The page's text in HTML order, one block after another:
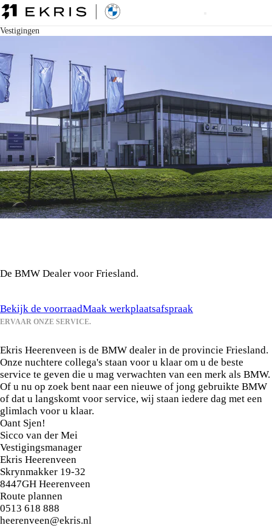
Vestigingen
De BMW Dealer voor Friesland.
Bekijk de voorraadMaak werkplaatsafspraak
ERVAAR ONZE SERVICE.
Ekris Heerenveen is de BMW dealer in de provincie Friesland.
Onze nuchtere collega's staan voor u klaar om u de beste
service te geven die u mag verwachten van een merk als BMW.
Of u nu op zoek bent naar een nieuwe of jong gebruikte BMW
of dat u langskomt voor service, wij staan iedere dag met een
glimlach voor u klaar.
Oant Sjen!
Sicco van der Mei
Vestigingsmanager
Ekris Heerenveen
Skrynmakker 19-32
8447GH Heerenveen
Route plannen
0513 618 888
heerenveen@ekris.nl